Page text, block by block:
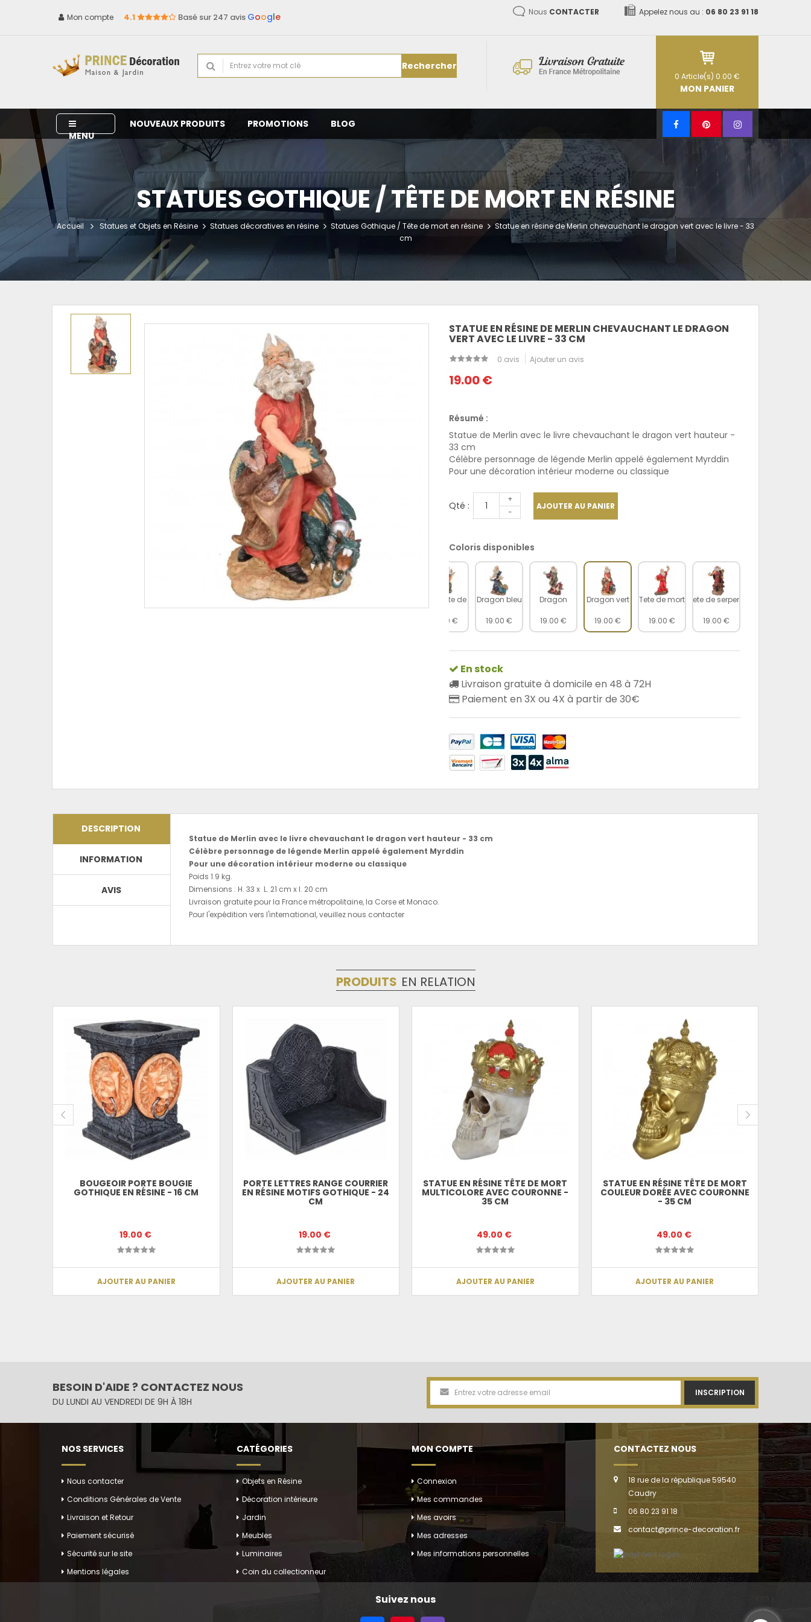
Mon compte 4.1 Basé sur 247 avis Google Nous CONTACTER Appelez nous au : 06 80 23 91 18
Rechercher
0 Article(s) 0.00 €
MON PANIER
MENU
NOUVEAUX PRODUITS PROMOTIONS BLOG
STATUES GOTHIQUE / TÊTE DE MORT EN RÉSINE
Accueil Statues et Objets en Résine Statues décoratives en résine Statues Gothique / Tête de mort en résine
Statue en résine de Merlin chevauchant le dragon vert avec le livre - 33
cm
STATUE EN RÉSINE DE MERLIN CHEVAUCHANT LE DRAGON
VERT AVEC LE LIVRE - 33 CM
0 avis Ajouter un avis
19.00 €
Résumé :
Statue de Merlin avec le livre chevauchant le dragon vert hauteur -
33 cm
Célèbre personnage de légende Merlin appelé également Myrddin
Pour une décoration intérieur moderne ou classique
Qté :
+
-
AJOUTER AU PANIER
Coloris disponibles
Dragon et tete de mort
19.00 €
Dragon bleu
19.00 €
Dragon
19.00 €
Dragon vert
19.00 €
Tete de mort
19.00 €
Tete de serpent
19.00 €
En stock
Livraison gratuite à domicile en 48 à 72H
Paiement en 3X ou 4X à partir de 30€
DESCRIPTION
INFORMATION
AVIS
Statue de Merlin avec le livre chevauchant le dragon vert hauteur - 33 cm
Célèbre personnage de légende Merlin appelé également Myrddin
Pour une décoration intérieur moderne ou classique
Poids 1.9 kg.
Dimensions : H. 33 x L. 21 cm x l. 20 cm
Livraison gratuite pour la France métropolitaine, la Corse et Monaco.
Pour l'expédition vers l'international, veuillez nous contacter
PRODUITS EN RELATION
BOUGEOIR PORTE BOUGIE
GOTHIQUE EN RÉSINE - 16 CM
19.00 €
AJOUTER AU PANIER
PORTE LETTRES RANGE COURRIER
EN RÉSINE MOTIFS GOTHIQUE - 24
CM
19.00 €
AJOUTER AU PANIER
STATUE EN RÉSINE TÊTE DE MORT
MULTICOLORE AVEC COURONNE -
35 CM
49.00 €
AJOUTER AU PANIER
STATUE EN RÉSINE TÊTE DE MORT
COULEUR DORÉE AVEC COURONNE
- 35 CM
49.00 €
AJOUTER AU PANIER
BESOIN D'AIDE ? CONTACTEZ NOUS
DU LUNDI AU VENDREDI DE 9H À 18H
INSCRIPTION
NOS SERVICES
Nous contacter
Conditions Générales de Vente
Livraison et Retour
Paiement sécurisé
Sécurité sur le site
Mentions légales
CATÉGORIES
Objets en Résine
Décoration intérieure
Jardin
Meubles
Luminaires
Coin du collectionneur
MON COMPTE
Connexion
Mes commandes
Mes avoirs
Mes adresses
Mes informations personnelles
CONTACTEZ NOUS
18 rue de la république 59540
Caudry
06 80 23 91 18
contact@prince-decoration.fr
Suivez nous